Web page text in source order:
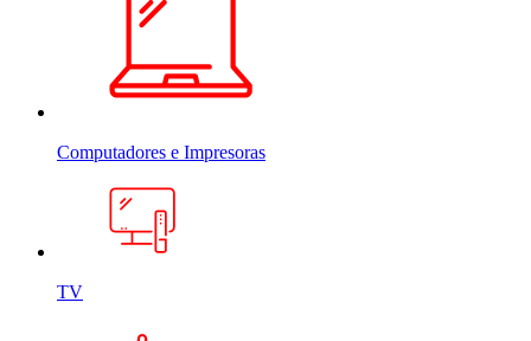
Computadores e Impresoras
TV